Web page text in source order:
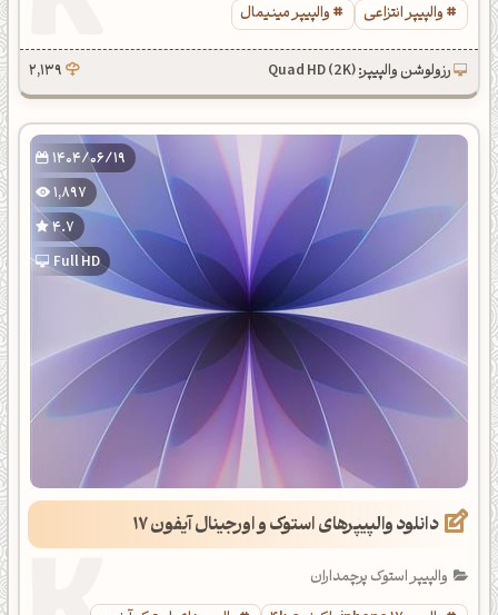
والپیپر انتزاعی
والپیپر مینیمال
رزولوشن والپیپر: Quad HD (2K) 2,139
1404/06/19
1,897
4.7
Full HD
دانلود والپیپرهای استوک و اورجینال آیفون 17
والپیپر استوک پرچمداران